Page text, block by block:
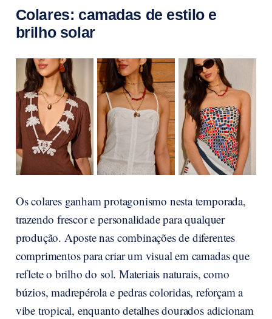
Colares: camadas de estilo e
brilho solar
Os colares ganham protagonismo nesta temporada,
trazendo frescor e personalidade para qualquer
produção. Aposte nas combinações de diferentes
comprimentos para criar um visual em camadas que
reflete o brilho do sol. Materiais naturais, como
búzios, madrepérola e pedras coloridas, reforçam a
vibe tropical, enquanto detalhes dourados adicionam